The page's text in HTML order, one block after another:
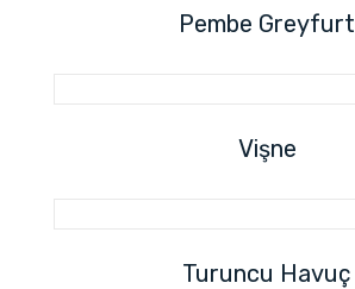
Pembe Greyfurt
Vişne
Turuncu Havuç